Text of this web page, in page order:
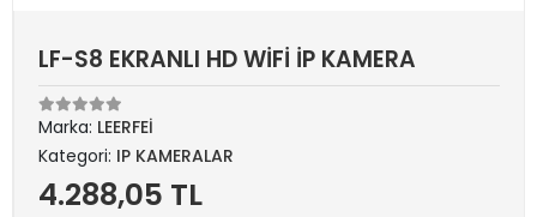
LF-S8 EKRANLI HD WİFİ İP KAMERA
Marka: LEERFEİ
Kategori: IP KAMERALAR
4.288,05 TL